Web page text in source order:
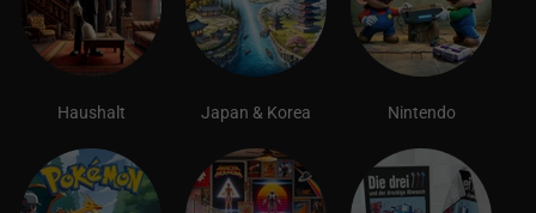
Haushalt Japan & Korea Nintendo